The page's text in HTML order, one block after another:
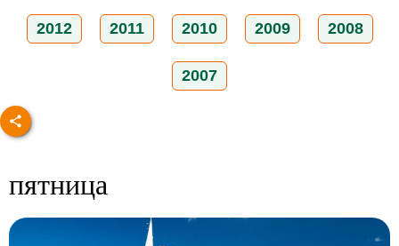
2012 2011 2010 2009 2008
2007
пятница